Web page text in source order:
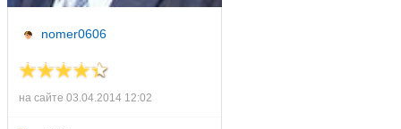
nomer0606
на сайте 03.04.2014 12:02